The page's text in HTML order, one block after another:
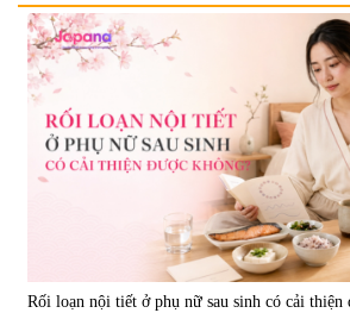
Viên uống bổ não Ribeto Shoji
Ichoha Ekisu Plus - 90 viên
57.920
1.450.000 đ
Viên
trí nhớ
Oil 30
225.000 đ
Rối loạn nội tiết ở phụ nữ sau sinh có cải thiện